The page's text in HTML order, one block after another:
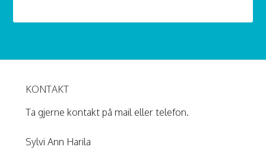
KONTAKT
Ta gjerne kontakt på mail eller telefon.
Sylvi Ann Harila